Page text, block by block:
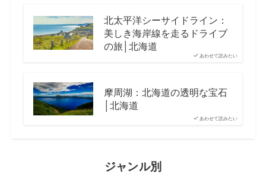
あわせて読みたい
北太平洋シーサイドライン：
美しき海岸線を走るドライブ
の旅│北海道
あわせて読みたい
摩周湖：北海道の透明な宝石
│北海道
ジャンル別